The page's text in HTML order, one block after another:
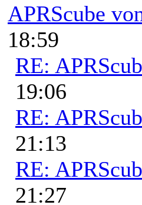
APRScube
18:59
RE:
19:06
RE:
21:13
RE:
21:27